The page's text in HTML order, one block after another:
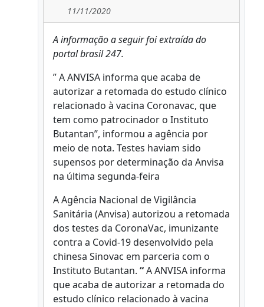
11/11/2020
A informação a seguir foi extraída do
portal brasil 247.
” A ANVISA informa que acaba de
autorizar a retomada do estudo clínico
relacionado à vacina Coronavac, que
tem como patrocinador o Instituto
Butantan”, informou a agência por
meio de nota. Testes haviam sido
supensos por determinação da Anvisa
na última segunda-feira
A Agência Nacional de Vigilância
Sanitária (Anvisa) autorizou a retomada
dos testes da CoronaVac, imunizante
contra a Covid-19 desenvolvido pela
chinesa Sinovac em parceria com o
Instituto Butantan. “A ANVISA informa
que acaba de autorizar a retomada do
estudo clínico relacionado à vacina